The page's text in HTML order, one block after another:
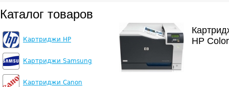
Каталог товаров
Картриджи HP
Картриджи Samsung
Картриджи Canon
HP